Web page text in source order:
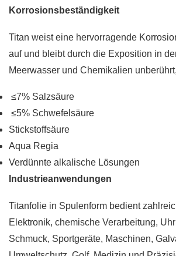
Korrosionsbeständigkeit
Titan weist eine hervorragende
auf und bleibt durch die Exposition in
Meerwasser und Chemikalien
≤7% Salzsäure
≤5% Schwefelsäure
Stickstoffsäure
Aqua Regia
Verdünnte alkalische Lösungen
Industrieanwendungen
Titanfolie in Spulenform bedient
Elektronik, chemische Verarbeitung,
Schmuck, Sportgeräte, Maschinen,